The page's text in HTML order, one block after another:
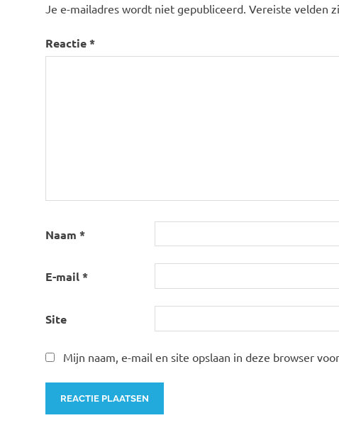
Je e-mailadres wordt niet gepubliceerd. Vereiste velden
Reactie*
Naam *
E-mail*
Site
Mijn naam, e-mail en site opslaan in deze browser